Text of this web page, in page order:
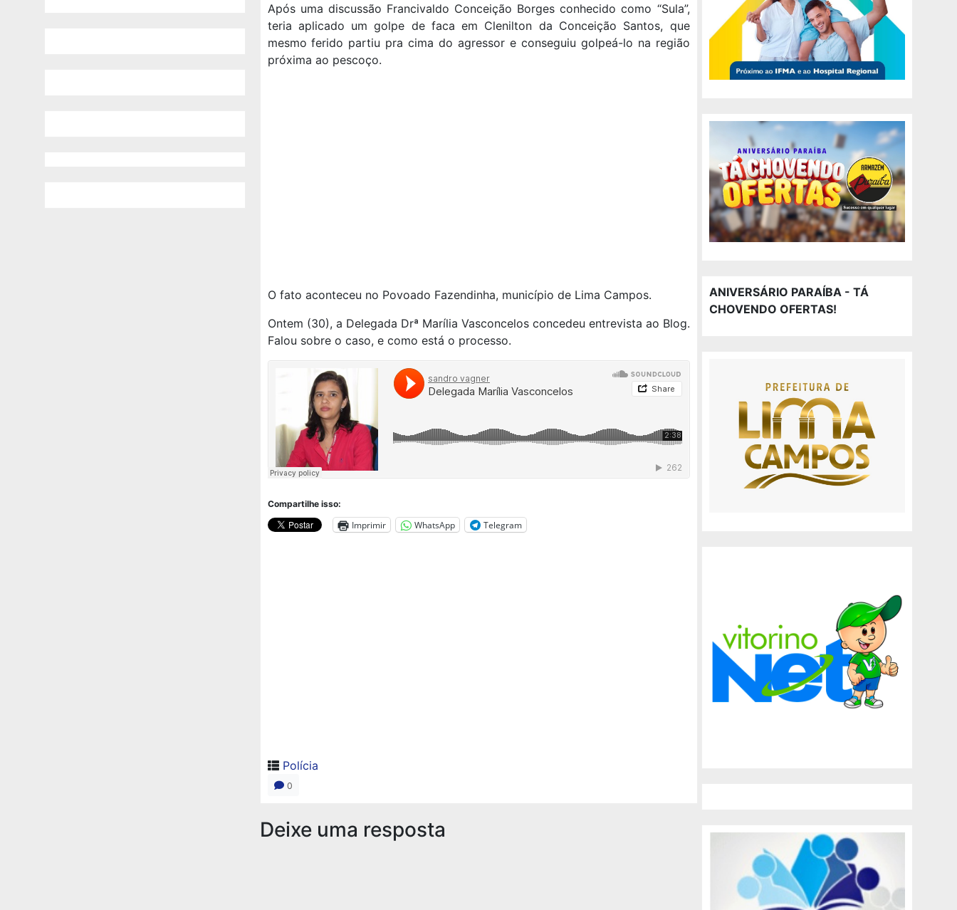
Após uma discussão Francivaldo Conceição Borges conhecido como “Sula”,
teria aplicado um golpe de faca em Clenilton da Conceição Santos, que
mesmo ferido partiu pra cima do agressor e conseguiu golpeá-lo na região
próxima ao pescoço.
O fato aconteceu no Povoado Fazendinha, município de Lima Campos.
Ontem (30), a Delegada Drª Marília Vasconcelos concedeu entrevista ao Blog.
Falou sobre o caso, e como está o processo.
Compartilhe isso:
Imprimir WhatsApp Telegram
Polícia
0
Deixe uma resposta
ANIVERSÁRIO PARAÍBA - TÁ
CHOVENDO OFERTAS!